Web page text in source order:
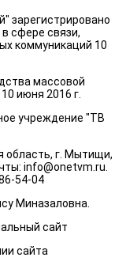
зарегистрировано
сфере связи,
коммуникаций 10
массовой
июня 2016 г.
учреждение "ТВ
область, г. Мытищи,
info@onetvm.ru.
54-04
Миназаловна.
сайт
сайта